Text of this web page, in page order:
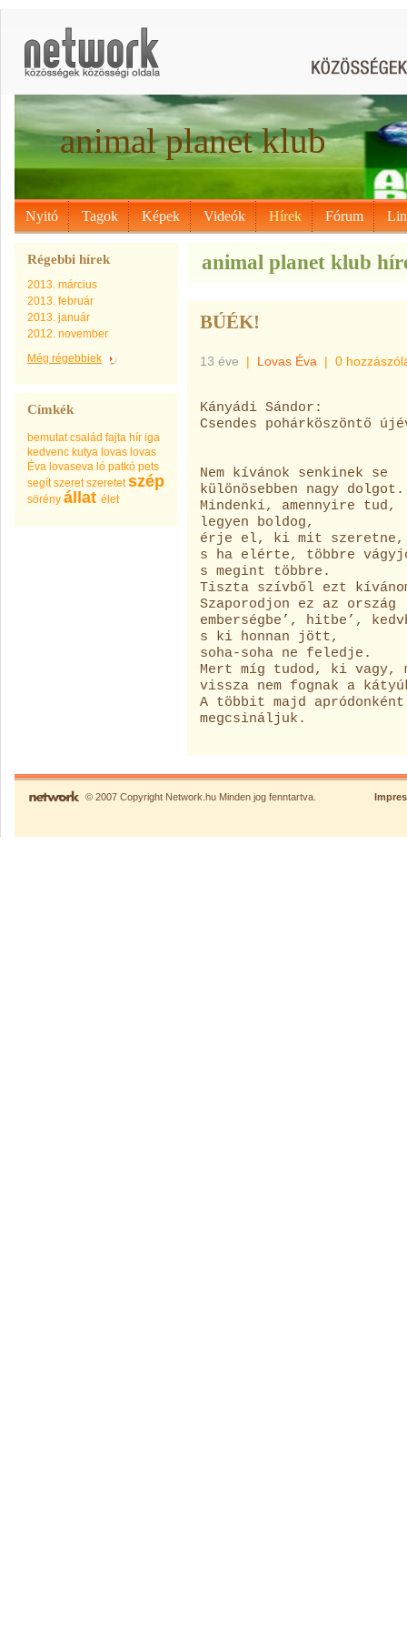
animal planet klub
Nyitó Tagok Képek Videók Hírek Fórum
Régebbi hírek
2013. március
2013. február
2013. január
2012. november
Még régebbiek
Címkék
bemutat család fajta hír iga
kedvenc kutya lovas lovas
Éva lovaseva ló patkó pets
segít szeret szeretet szép
sörény állat élet
animal planet klub
BÚÉK!
13 éve | Lovas Éva | 0
Kányádi Sándor:
Csendes pohárköszöntő
Nem kívánok senkinek se
különösebben nagy dolgot.
Mindenki, amennyire tud,
legyen boldog,
érje el, ki mit szeretne,
s ha elérte, többre
s megint többre.
Tiszta szívből ezt
Szaporodjon ez az ország
emberségbe’, hitbe’,
s ki honnan jött,
soha-soha ne feledje.
Mert míg tudod, ki vagy,
vissza nem fognak a
A többit majd apródonként
megcsináljuk.
© 2007 Copyright Network.hu Minden jog fenntartva.